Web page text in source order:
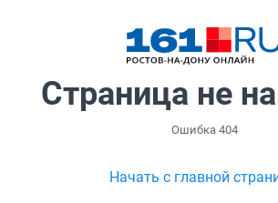
Страница не
Ошибка 404
Начать с главной